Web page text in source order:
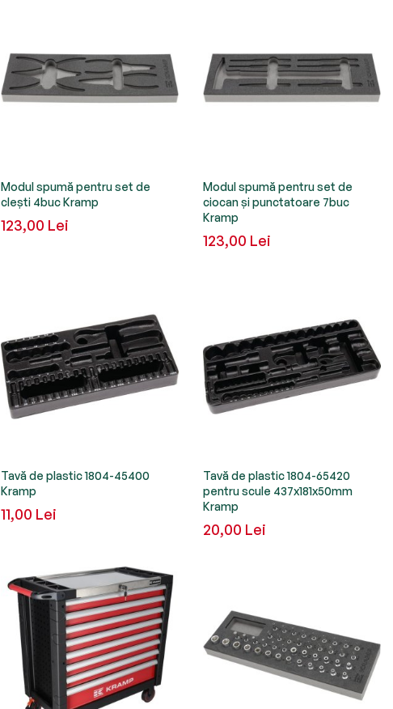
Modul spumă pentru set de
clești 4buc Kramp
123,00 Lei
Modul spumă pentru set de
ciocan și punctatoare 7buc
Kramp
123,00 Lei
Tavă de plastic 1804-45400
Kramp
11,00 Lei
Tavă de plastic 1804-65420
pentru scule 437x181x50mm
Kramp
20,00 Lei